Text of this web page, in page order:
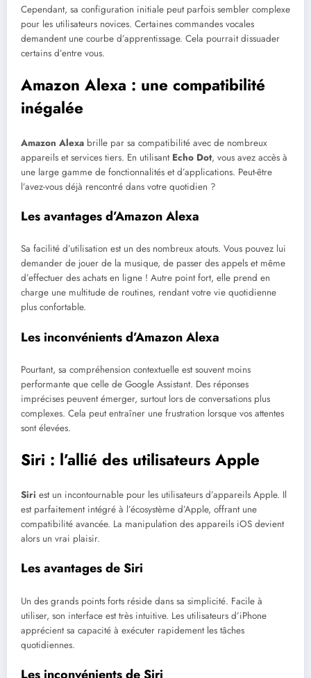
Cependant, sa configuration initiale peut parfois sembler complexe
pour les utilisateurs novices. Certaines commandes vocales
demandent une courbe d’apprentissage. Cela pourrait dissuader
certains d’entre vous.
Amazon Alexa : une compatibilité
inégalée
Amazon Alexa brille par sa compatibilité avec de nombreux
appareils et services tiers. En utilisant Echo Dot, vous avez accès à
une large gamme de fonctionnalités et d’applications. Peut-être
l’avez-vous déjà rencontré dans votre quotidien ?
Les avantages d’Amazon Alexa
Sa facilité d’utilisation est un des nombreux atouts. Vous pouvez lui
demander de jouer de la musique, de passer des appels et même
d’effectuer des achats en ligne ! Autre point fort, elle prend en
charge une multitude de routines, rendant votre vie quotidienne
plus confortable.
Les inconvénients d’Amazon Alexa
Pourtant, sa compréhension contextuelle est souvent moins
performante que celle de Google Assistant. Des réponses
imprécises peuvent émerger, surtout lors de conversations plus
complexes. Cela peut entraîner une frustration lorsque vos attentes
sont élevées.
Siri : l’allié des utilisateurs Apple
Siri est un incontournable pour les utilisateurs d’appareils Apple. Il
est parfaitement intégré à l’écosystème d’Apple, offrant une
compatibilité avancée. La manipulation des appareils iOS devient
alors un vrai plaisir.
Les avantages de Siri
Un des grands points forts réside dans sa simplicité. Facile à
utiliser, son interface est très intuitive. Les utilisateurs d’iPhone
apprécient sa capacité à exécuter rapidement les tâches
quotidiennes.
Les inconvénients de Siri